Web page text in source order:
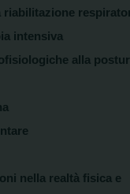
riabilitazione
intensiva
alla
nella realtà fisica e